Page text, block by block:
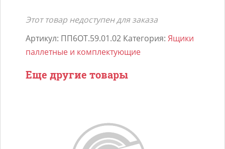
Этот товар недоступен для заказа
Артикул: ПП6ОТ.59.01.02 Категория: Ящики
паллетные и комплектующие
Еще другие товары